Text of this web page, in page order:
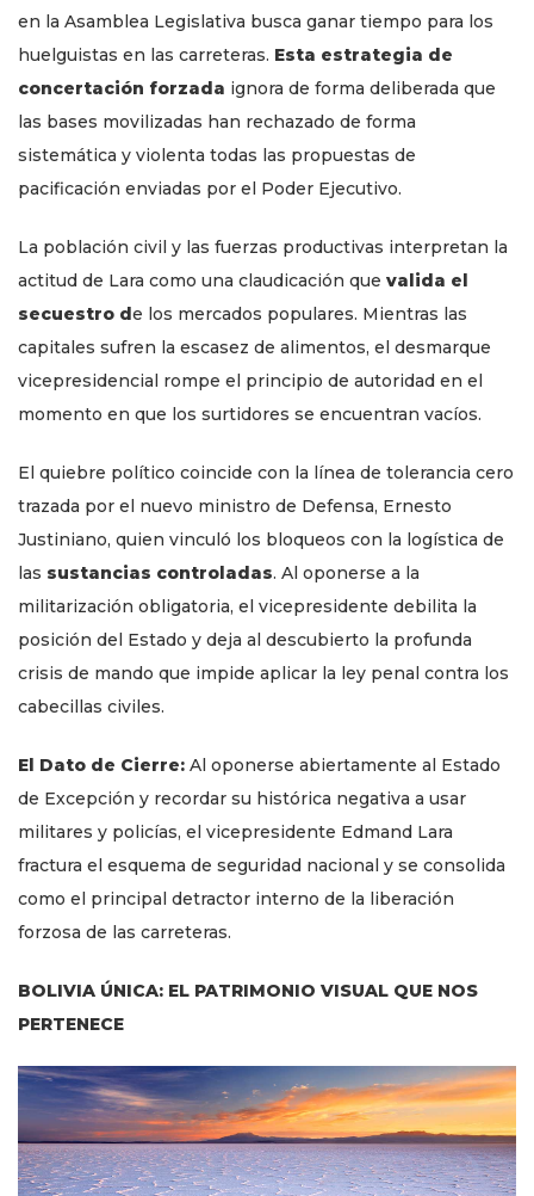
en la Asamblea Legislativa busca ganar tiempo para los
huelguistas en las carreteras. Esta estrategia de
concertación forzada ignora de forma deliberada que
las bases movilizadas han rechazado de forma
sistemática y violenta todas las propuestas de
pacificación enviadas por el Poder Ejecutivo.
La población civil y las fuerzas productivas interpretan la
actitud de Lara como una claudicación que valida el
secuestro de los mercados populares. Mientras las
capitales sufren la escasez de alimentos, el desmarque
vicepresidencial rompe el principio de autoridad en el
momento en que los surtidores se encuentran vacíos.
El quiebre político coincide con la línea de tolerancia cero
trazada por el nuevo ministro de Defensa, Ernesto
Justiniano, quien vinculó los bloqueos con la logística de
las sustancias controladas. Al oponerse a la
militarización obligatoria, el vicepresidente debilita la
posición del Estado y deja al descubierto la profunda
crisis de mando que impide aplicar la ley penal contra los
cabecillas civiles.
El Dato de Cierre: Al oponerse abiertamente al Estado
de Excepción y recordar su histórica negativa a usar
militares y policías, el vicepresidente Edmand Lara
fractura el esquema de seguridad nacional y se consolida
como el principal detractor interno de la liberación
forzosa de las carreteras.
BOLIVIA ÚNICA: EL PATRIMONIO VISUAL QUE NOS
PERTENECE